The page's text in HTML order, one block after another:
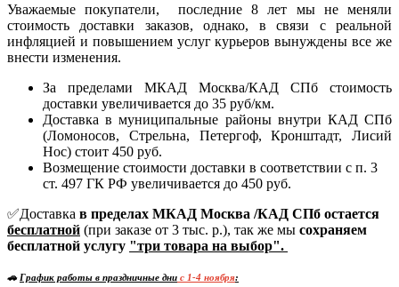
Уважаемые покупатели, последние 8 лет мы не меняли
стоимость доставки заказов, однако, в связи с реальной
инфляцией и повышением услуг курьеров вынуждены все же
внести изменения.
За пределами МКАД Москва/КАД СПб стоимость
доставки увеличивается до 35 руб/км.
Доставка в муниципальные районы внутри КАД СПб
(Ломоносов, Стрельна, Петергоф, Кронштадт, Лисий
Нос) стоит 450 руб.
Возмещение стоимости доставки в соответствии с п. 3
ст. 497 ГК РФ увеличивается до 450 руб.
✅Доставка в пределах МКАД Москва /КАД СПб остается
бесплатной (при заказе от 3 тыс. р.), так же мы сохраняем
бесплатной услугу "три товара на выбор".
🚗 График работы в праздничные дни c 1-4 ноября: